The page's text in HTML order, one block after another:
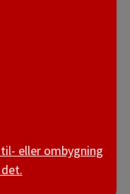
eller ombygning